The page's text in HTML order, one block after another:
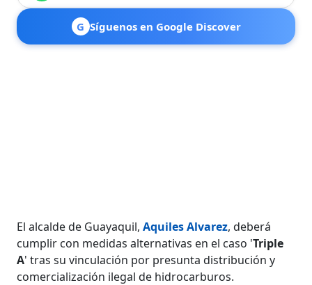
G Síguenos en Google Discover
El alcalde de Guayaquil,Aquiles Alvarez, deberá
cumplir con medidas alternativas en el caso 'Triple
A' tras su vinculación por presunta distribución y
comercialización ilegal de hidrocarburos.